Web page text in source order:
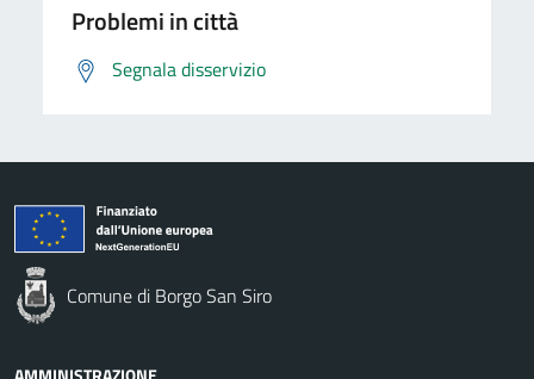
Problemi in città
Segnala disservizio
Comune di Borgo San Siro